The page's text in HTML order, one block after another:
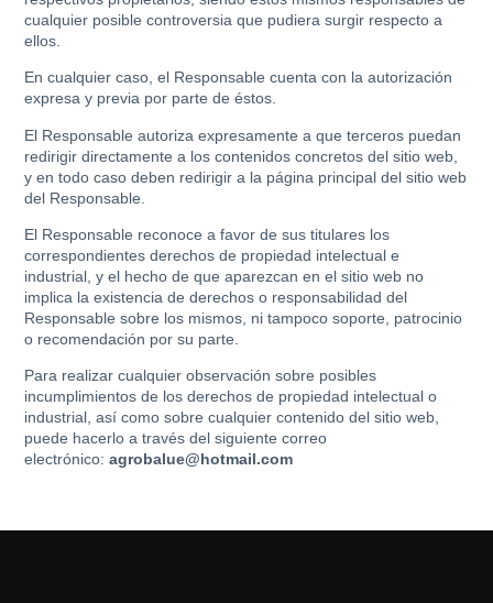
cualquier posible controversia que pudiera surgir respecto a
ellos.
En cualquier caso, el Responsable cuenta con la autorización
expresa y previa por parte de éstos.
El Responsable autoriza expresamente a que terceros puedan
redirigir directamente a los contenidos concretos del sitio web,
y en todo caso deben redirigir a la página principal del sitio web
del Responsable.
El Responsable reconoce a favor de sus titulares los
correspondientes derechos de propiedad intelectual e
industrial, y el hecho de que aparezcan en el sitio web no
implica la existencia de derechos o responsabilidad del
Responsable sobre los mismos, ni tampoco soporte, patrocinio
o recomendación por su parte.
Para realizar cualquier observación sobre posibles
incumplimientos de los derechos de propiedad intelectual o
industrial, así como sobre cualquier contenido del sitio web,
puede hacerlo a través del siguiente correo
electrónico:agrobalue@hotmail.com